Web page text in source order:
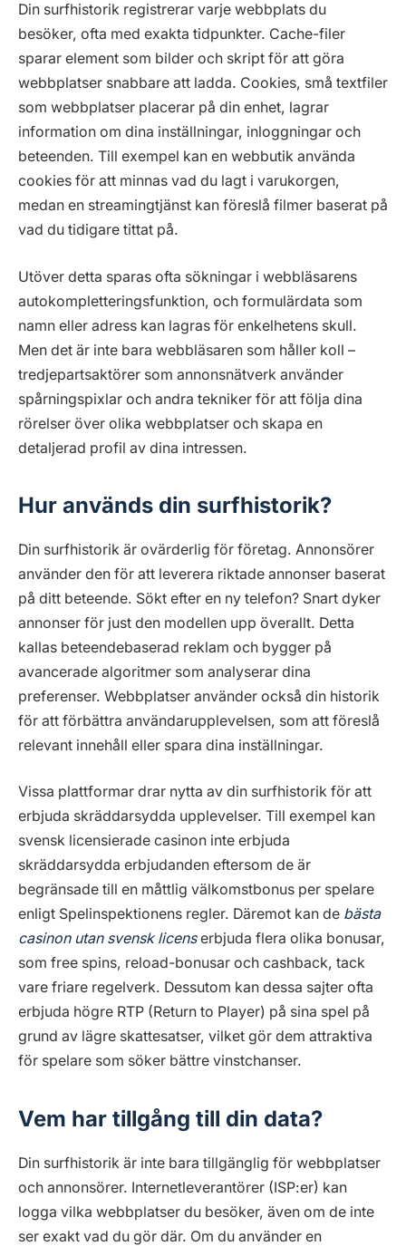
Din surfhistorik registrerar varje webbplats du
besöker, ofta med exakta tidpunkter. Cache-filer
sparar element som bilder och skript för att göra
webbplatser snabbare att ladda. Cookies, små textfiler
som webbplatser placerar på din enhet, lagrar
information om dina inställningar, inloggningar och
beteenden. Till exempel kan en webbutik använda
cookies för att minnas vad du lagt i varukorgen,
medan en streamingtjänst kan föreslå filmer baserat på
vad du tidigare tittat på.
Utöver detta sparas ofta sökningar i webbläsarens
autokompletteringsfunktion, och formulärdata som
namn eller adress kan lagras för enkelhetens skull.
Men det är inte bara webbläsaren som håller koll –
tredjepartsaktörer som annonsnätverk använder
spårningspixlar och andra tekniker för att följa dina
rörelser över olika webbplatser och skapa en
detaljerad profil av dina intressen.
Hur används din surfhistorik?
Din surfhistorik är ovärderlig för företag. Annonsörer
använder den för att leverera riktade annonser baserat
på ditt beteende. Sökt efter en ny telefon? Snart dyker
annonser för just den modellen upp överallt. Detta
kallas beteendebaserad reklam och bygger på
avancerade algoritmer som analyserar dina
preferenser. Webbplatser använder också din historik
för att förbättra användarupplevelsen, som att föreslå
relevant innehåll eller spara dina inställningar.
Vissa plattformar drar nytta av din surfhistorik för att
erbjuda skräddarsydda upplevelser. Till exempel kan
svensk licensierade casinon inte erbjuda
skräddarsydda erbjudanden eftersom de är
begränsade till en måttlig välkomstbonus per spelare
enligt Spelinspektionens regler. Däremot kan de bästa
casinon utan svensk licenserbjuda flera olika bonusar,
som free spins, reload-bonusar och cashback, tack
vare friare regelverk. Dessutom kan dessa sajter ofta
erbjuda högre RTP (Return to Player) på sina spel på
grund av lägre skattesatser, vilket gör dem attraktiva
för spelare som söker bättre vinstchanser.
Vem har tillgång till din data?
Din surfhistorik är inte bara tillgänglig för webbplatser
och annonsörer. Internetleverantörer (ISP:er) kan
logga vilka webbplatser du besöker, även om de inte
ser exakt vad du gör där. Om du använder en